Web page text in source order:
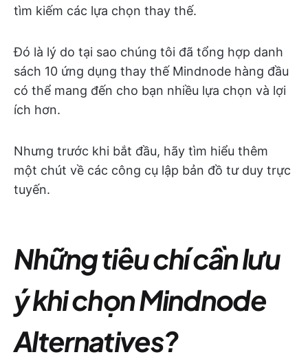
tìm kiếm các lựa chọn thay thế.
Đó là lý do tại sao chúng tôi đã tổng hợp danh
sách 10 ứng dụng thay thế Mindnode hàng đầu
có thể mang đến cho bạn nhiều lựa chọn và lợi
ích hơn.
Nhưng trước khi bắt đầu, hãy tìm hiểu thêm
một chút về các công cụ lập bản đồ tư duy trực
tuyến.
Những tiêu chí cần lưu
ý khi chọn Mindnode
Alternatives?